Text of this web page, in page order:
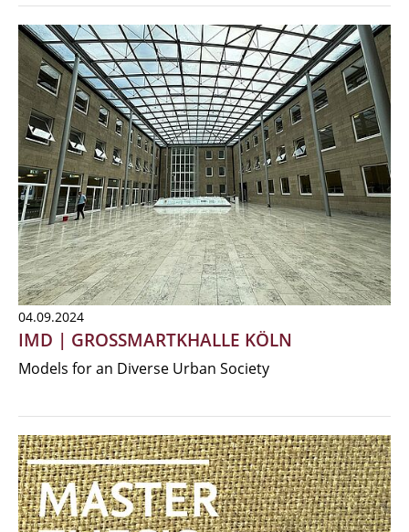
04.09.2024
IMD | GROSSMARTKHALLE KÖLN
Models for an Diverse Urban Society